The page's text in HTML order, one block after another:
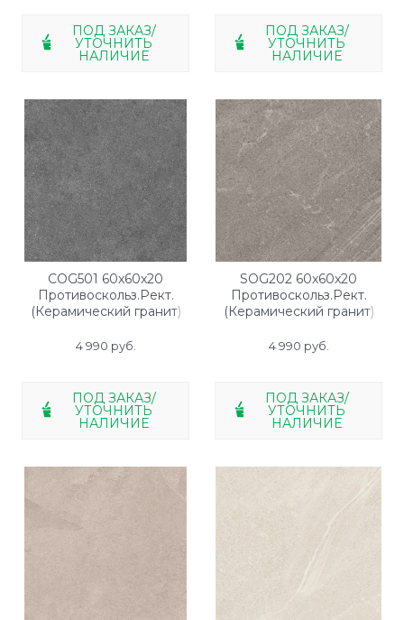
ПОД ЗАКАЗ/
УТОЧНИТЬ
НАЛИЧИЕ
ПОД ЗАКАЗ/
УТОЧНИТЬ
НАЛИЧИЕ
COG501 60x60x20
Противоскольз.Рект.
(Керамический гранит)
4 990 руб.
ПОД ЗАКАЗ/
УТОЧНИТЬ
НАЛИЧИЕ
SOG202 60x60x20
Противоскольз.Рект.
(Керамический гранит)
4 990 руб.
ПОД ЗАКАЗ/
УТОЧНИТЬ
НАЛИЧИЕ